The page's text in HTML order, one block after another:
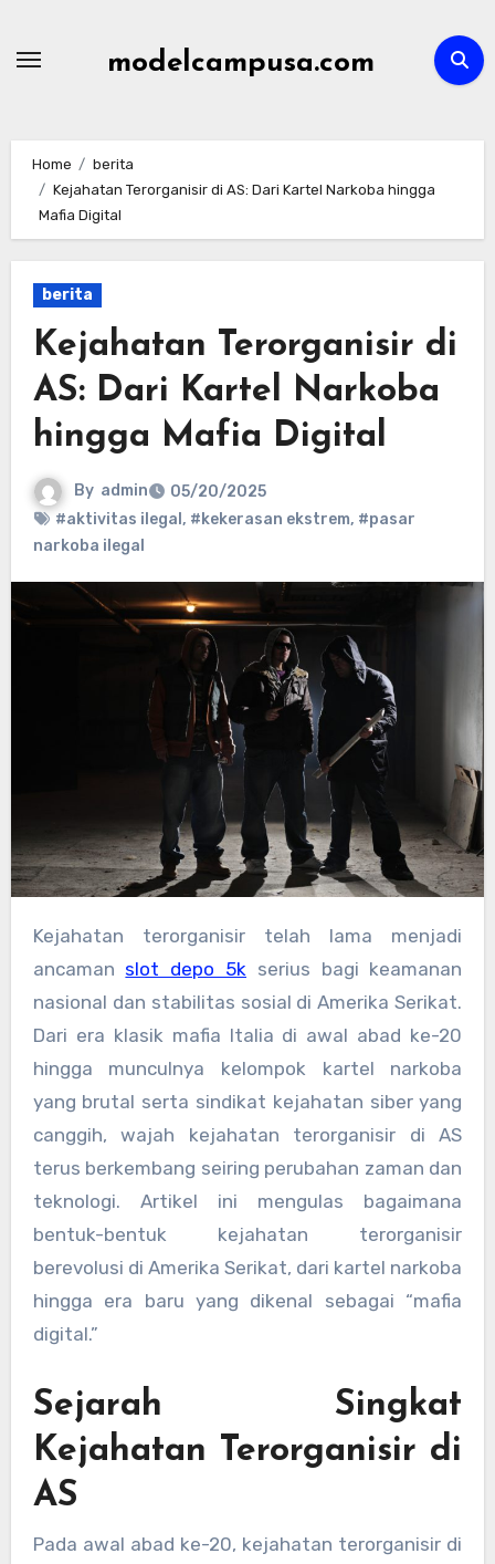
modelcampusa.com
Home
berita
Kejahatan Terorganisir di AS: Dari Kartel Narkoba hingga
Mafia Digital
berita
Kejahatan Terorganisir di
AS: Dari Kartel Narkoba
hingga Mafia Digital
By admin
05/20/2025
#aktivitas ilegal , #kekerasan ekstrem, #pasar
narkoba ilegal
Kejahatan terorganisir telah lama menjadi
ancaman slot depo 5k serius bagi keamanan
nasional dan stabilitas sosial di Amerika Serikat.
Dari era klasik mafia Italia di awal abad ke-20
hingga munculnya kelompok kartel narkoba
yang brutal serta sindikat kejahatan siber yang
canggih, wajah kejahatan terorganisir di AS
terus berkembang seiring perubahan zaman dan
teknologi. Artikel ini mengulas bagaimana
bentuk-bentuk kejahatan terorganisir
berevolusi di Amerika Serikat, dari kartel narkoba
hingga era baru yang dikenal sebagai “mafia
digital.”
Sejarah Singkat
Kejahatan Terorganisir di
AS
Pada awal abad ke-20, kejahatan terorganisir di